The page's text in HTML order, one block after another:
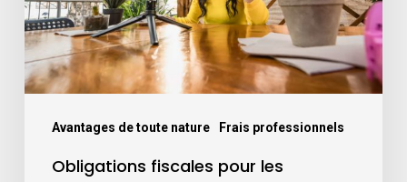
Avantages de toute nature Frais professionnels
Obligations fiscales pour les